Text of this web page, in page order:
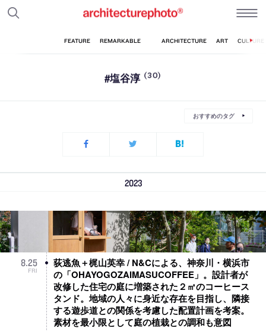
#塩谷淳 (30)
おすすめのタグ
2023
8.25
FRI
荻逃魚＋梶山英幸 / N&Cによる、神奈川・横浜市
の「OHAYOGOZAIMASUCOFFEE」。設計者が
改修した住宅の庭に増築された２㎡のコーヒース
タンド。地域の人々に身近な存在を目指し、隣接
する遊歩道との関係を考慮した配置計画を考案。
素材を最小限として庭の植栽との調和も意図